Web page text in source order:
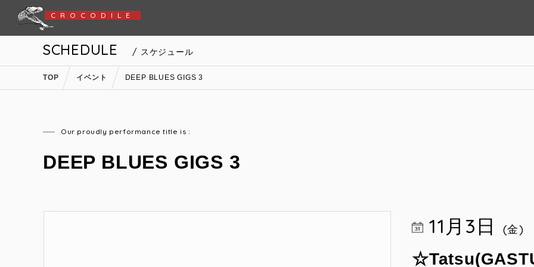
CROCODILE
SCHEDULE / スケジュール
TOP イベント DEEP BLUES GIGS 3
Our proudly performance title is :
DEEP BLUES GIGS 3
11月3日 (金)